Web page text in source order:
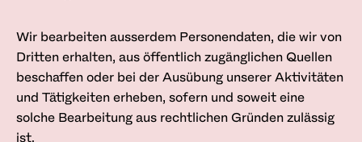
Wir bearbeiten ausserdem Personendaten, die wir von
Dritten erhalten, aus öffentlich zugänglichen Quellen
beschaffen oder bei der Ausübung unserer Aktivitäten
und Tätigkeiten erheben, sofern und soweit eine
solche Bearbeitung aus rechtlichen Gründen zulässig
ist.